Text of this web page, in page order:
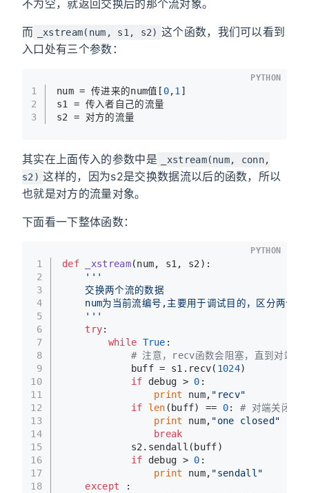
不为空，就返回交换后的那个流对象。
而 _xstream(num, s1, s2) 这个函数，我们可以看到
入口处有三个参数：
1
2
3
num = 传进来的num值[ 0,1 ]
s1 = 传入者自己的流量
s2 = 对方的流量
PYTHON
其实在上面传入的参数中是
_xstream(num, conn,
s2) 这样的，因为s2是交换数据流以后的函数，所以
也就是对方的流量对象。
下面看一下整体函数：
1
2
3
4
5
6
7
8
9
10
11
12
13
14
15
16
17
18
def _xstream(num, s1, s2 ):
'''
    交换两个流的数据
num为当前流编号,主要用于调试目的，区分两个回
    '''
try:
while True :
# 注意，recv函数会阻塞，直到对端完
            buff = s1.recv(
1024)
if debug > 0 :
print
num, "recv"
if
len (buff) == 0: # 对端关闭连
print
num, "one closed"
break
            s2.sendall(buff)
if debug > 0 :
print
num, "sendall"
except :
PYTHON